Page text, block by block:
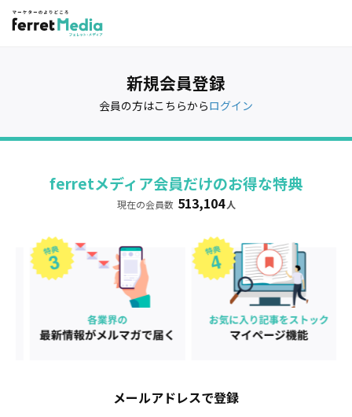
新規会員登録
会員の方はこちらからログイン
ferretメディア会員だけのお得な特典
現在の会員数 513,104 人
メールアドレスで登録